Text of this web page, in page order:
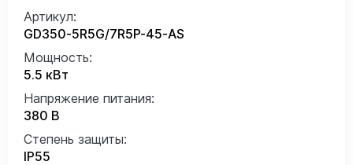
Артикул:
GD350-5R5G/7R5P-45-AS
Мощность:
5.5 кВт
Напряжение питания:
380 В
Степень защиты:
IP55